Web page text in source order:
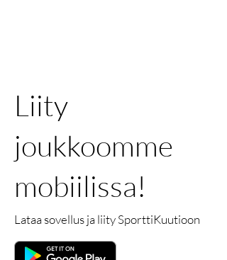
Liity
joukkoomme
mobiilissa!
Lataa sovellus ja liity SporttiKuutioon